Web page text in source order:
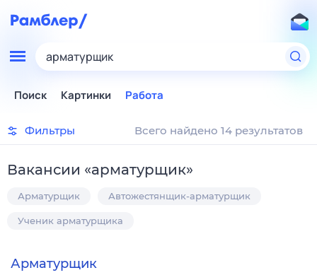
арматурщик
Поиск Картинки Работа
Фильтры Всего найдено 14 результатов
Вакансии «арматурщик»
Арматурщик Автожестянщик-арматурщик
Ученик арматурщика
Арматурщик